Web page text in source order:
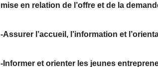
mise en relation de l’offre et de la
-Assurer l’accueil, l’information et
-Informer et orienter les jeunes